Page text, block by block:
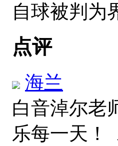
自球被判为
点评
海兰
白音淖尔老
乐每一天！